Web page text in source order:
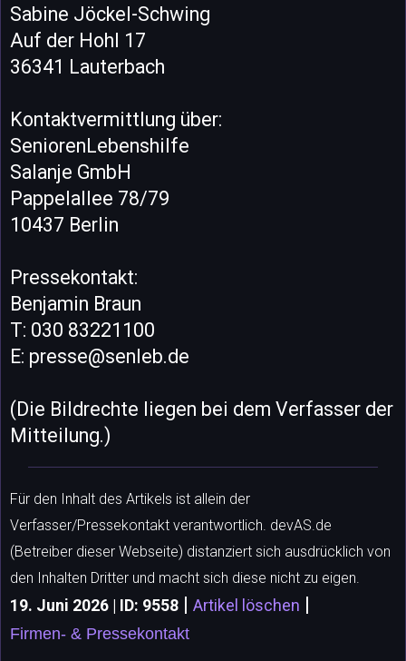
Sabine Jöckel-Schwing
Auf der Hohl 17
36341 Lauterbach
Kontaktvermittlung über:
SeniorenLebenshilfe
Salanje GmbH
Pappelallee 78/79
10437 Berlin
Pressekontakt:
Benjamin Braun
T: 030 83221100
E: presse@senleb.de
(Die Bildrechte liegen bei dem Verfasser der
Mitteilung.)
Für den Inhalt des Artikels ist allein der
Verfasser/Pressekontakt verantwortlich. devAS.de
(Betreiber dieser Webseite) distanziert sich ausdrücklich von
den Inhalten Dritter und macht sich diese nicht zu eigen.
19. Juni 2026 | ID: 9558 | Artikel löschen |
Firmen- & Pressekontakt